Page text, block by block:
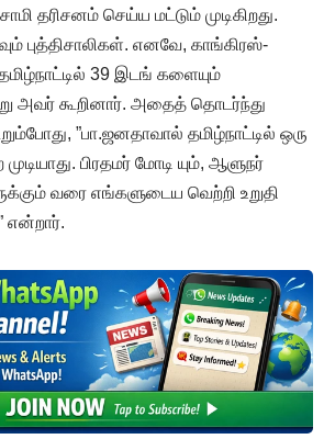
தரிசனம் செய்ய மட்டும் முடிகிறது.
புத்திசாலிகள். எனவே, காங்கிரஸ்-
39 இடங் களையும்
அவர் கூறினார். அதைத் தொடர்ந்து
”பா.ஜனதாவால் தமிழ்நாட்டில் ஒரு
பிரதமர் மோடி யும், ஆளுநர்
வரை எங்களுடைய வெற்றி உறுதி
என்றார்.